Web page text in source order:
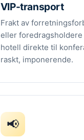
VIP-transport
Frakt av
eller
hotell direkte til
raskt, imponerende.
📢